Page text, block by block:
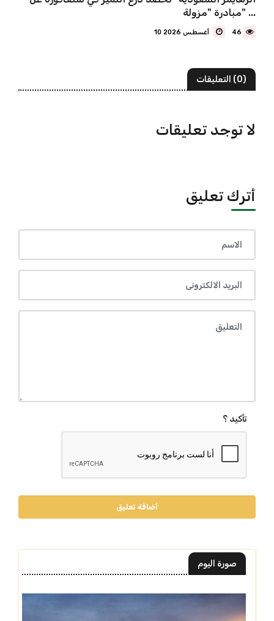
مبادرة "مزولة" ...
46
(0) التعليقات
لا توجد تعليقات
أترك تعليق
تأكيد ؟
أضافة تعليق
صورة اليوم